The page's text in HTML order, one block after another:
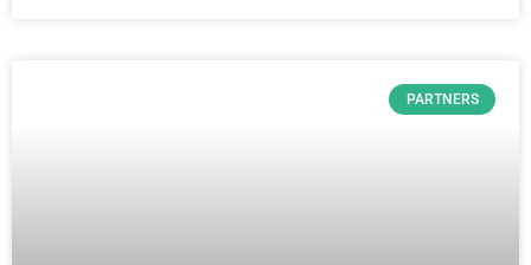
PARTNERS